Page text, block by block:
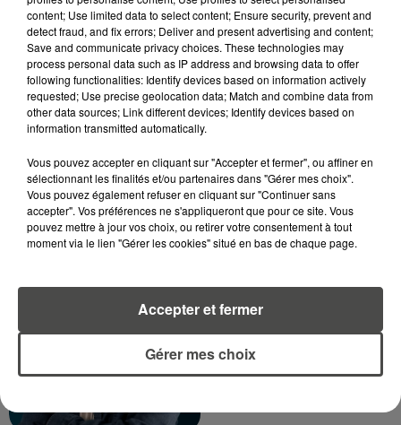
RETROUVEZ TOUTE L'ACTU DE LA RÉGION ET
RECEVEZ LES ALERTES INFOS DE LA RÉDACTION
EN TÉLÉCHARGEANT L'APPLICATION MOBILE
RCA
LA RÉDACTION
RCA
Voir toute l'équipe RCA
DIMITRI COUTAND
content; Use limited data to select content; Ensure security, prevent and
detect fraud, and fix errors; Deliver and present advertising and content;
Save and communicate privacy choices. These technologies may
process personal data such as IP address and browsing data to offer
following functionalities: Identify devices based on information actively
requested; Use precise geolocation data; Match and combine data from
other data sources; Link different devices; Identify devices based on
information transmitted automatically.
Vous pouvez accepter en cliquant sur "Accepter et fermer", ou affiner en
sélectionnant les finalités et/ou partenaires dans "Gérer mes choix".
Vous pouvez également refuser en cliquant sur "Continuer sans
accepter". Vos préférences ne s'appliqueront que pour ce site. Vous
pouvez mettre à jour vos choix, ou retirer votre consentement à tout
moment via le lien "Gérer les cookies" situé en bas de chaque page.
Gérer mes choix
Accepter et fermer